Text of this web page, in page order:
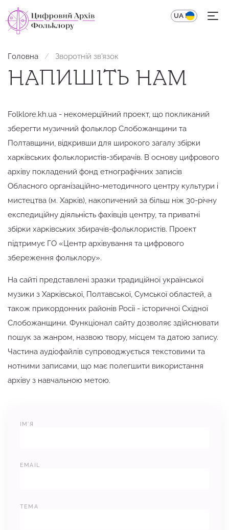
UA EN
Головна Зворотнiй зв'язок
НАПИШІТЬ НАМ
Folklore.kh.ua - некомерційний проект, що покликаний
зберегти музичний фольклор Слобожанщини та
Полтавщини, відкривши для широкого загалу збірки
харківських фольклористів-збирачів. В основу цифрового
архіву покладений фонд етнографічних записів
Обласного організаційно-методичного центру культури і
мистецтва (м. Харків), накопичений за більш ніж 30-річну
експедиційну діяльність фахівців центру, та приватні
збірки харківських збирачів-фольклористів. Проект
підтримує ГО «Центр архівування та цифрового
збереження фольклору».
На сайті представлені зразки традиційної української
музики з Харківської, Полтавської, Сумської областей, а
також прикордонних районів Росії - історичної Східної
Слобожанщини. Функціонал сайту дозволяє здійснювати
пошук за жанром, назвою твору, місцем та датою запису.
Частина аудіофайлів супроводжується текстовими та
нотними записами, що має полегшити використання
архіву з навчальною метою.
IМ'Я
EMAIL
ТЕМА